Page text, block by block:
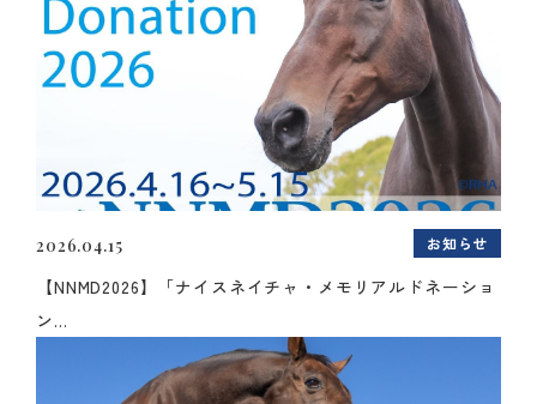
2026.04.15 お知らせ
【NNMD2026】「ナイスネイチャ・メモリアルドネーショ
ン...